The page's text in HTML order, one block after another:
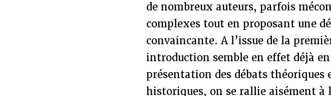
de nombreux auteurs, parfois
complexes tout en proposant une
convaincante. A l’issue de la
introduction semble en effet déjà
présentation des débats théoriques
historiques, on se rallie aisément à